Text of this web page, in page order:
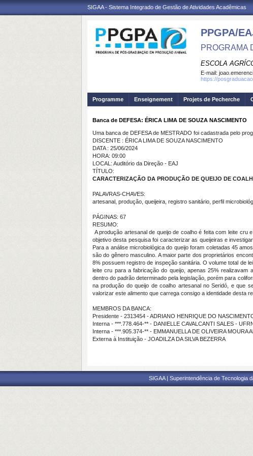
SIGAA - Sistema Integrado de Gestão de Atividades Acadêmicas
PPGPA/
PROGRAMA
ESCOLA
E-mail:
https://
Programme Enseignement Projets de Pecherche
Banca de DEFESA: ÉRICA LIMA DE SOUZA NASCIMENTO
Uma banca de DEFESA de MESTRADO foi cadastrada pelo
DISCENTE : ÉRICA LIMA DE SOUZA NASCIMENTO
DATA : 25/06/2024
HORA: 09:00
LOCAL: Auditório da Direção - EAJ
TÍTULO:
CARACTERIZAÇÃO DA PRODUÇÃO DE QUEIJO DE
PALAVRAS-CHAVES:
artesanal, produção, queijeira, registro sanitário, perfil
PÁGINAS: 67
RESUMO:
A produção artesanal de queijo de coalho é feita com leite
objetivo desta pesquisa foi caracterizar as queijeiras e
Para a análise microbiológica do queijo foram coletadas 45
são do gênero masculino. A maior parte dos proprietários
8% possuem registro de inspeção sanitária. O volume total de
leite cru para a fabricação do queijo, apenas 25%
dentro do padrão determinado pela legislação, porém para
na produção do queijo de coalho artesanal no Seridó, e que
valorizar este alimento que carrega consigo a identidade desta
MEMBROS DA BANCA:
Presidente - 2313454 - ADRIANO HENRIQUE DO
Interna - ***.778.464-** - DANIELLE CAVALCANTI SALES -
Interna - ***.905.374-** - EMMANUELLA DE OLIVEIRA MOURA
Externa à Instituição - JOADILZA DA SILVA BEZERRA
SIGAA | Superintendência de